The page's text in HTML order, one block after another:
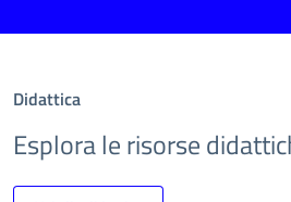
Didattica
Esplora le risorse